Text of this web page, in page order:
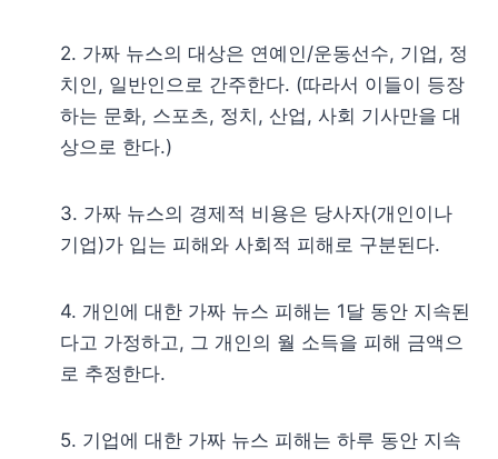
2. 가짜 뉴스의 대상은 연예인/운동선수, 기업, 정
치인, 일반인으로 간주한다. (따라서 이들이 등장
하는 문화, 스포츠, 정치, 산업, 사회 기사만을 대
상으로 한다.)
3. 가짜 뉴스의 경제적 비용은 당사자(개인이나
기업)가 입는 피해와 사회적 피해로 구분된다.
4. 개인에 대한 가짜 뉴스 피해는 1달 동안 지속된
다고 가정하고, 그 개인의 월 소득을 피해 금액으
로 추정한다.
5. 기업에 대한 가짜 뉴스 피해는 하루 동안 지속